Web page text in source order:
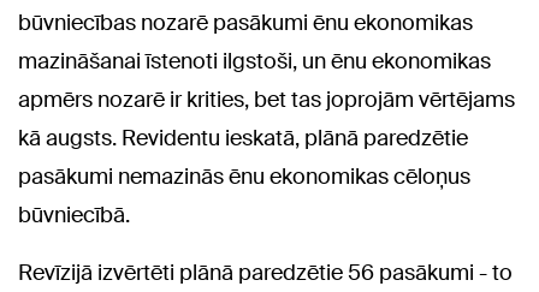
būvniecības nozarē pasākumi ēnu ekonomikas
mazināšanai īstenoti ilgstoši, un ēnu ekonomikas
apmērs nozarē ir krities, bet tas joprojām vērtējams
kā augsts. Revidentu ieskatā, plānā paredzētie
pasākumi nemazinās ēnu ekonomikas cēloņus
būvniecībā.
Revīzijā izvērtēti plānā paredzētie 56 pasākumi - to